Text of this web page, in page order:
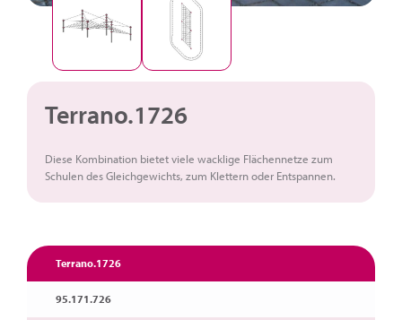
Terrano.1726
Diese Kombination bietet viele wacklige Flächennetze zum
Schulen des Gleichgewichts, zum Klettern oder Entspannen.
Terrano.1726
95.171.726